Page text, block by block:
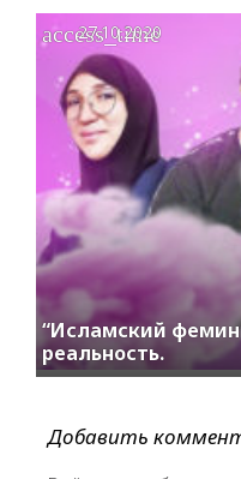
“Исламский
реальность.
access_time
27.10.2020
Добавить